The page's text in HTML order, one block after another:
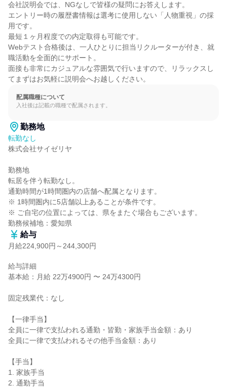
会社説明会では、NGなしで皆様の疑問にお答えします。
エントリー時の履歴書情報は選考に使用しない「人物重視」の採
用です。
最短１ヶ月程度での内定取得も可能です。
Webテスト合格後は、一人ひとりに担当リクルーターが付き、就
職活動を全面的にサポート。
面接も非常にカジュアルな雰囲気で行いますので、リラックスし
てまずはお気軽に説明会へお越しください。
配属職種について
入社後は記載の職種で配属されます。
勤務地
転勤なし
株式会社サイゼリヤ
勤務地
転居を伴う転勤なし。
通勤時間が1時間圏内の店舗へ配属となります。
※ 1時間圏内に5店舗以上あることが条件です。
※ ご自宅の位置によっては、県をまたぐ場合もございます。
勤務候補地：愛知県
給与
月給224,900円～244,300円
給与詳細
基本給：月給 22万4900円 〜 24万4300円
固定残業代：なし
【一律手当】
全員に一律で支払われる通勤・皆勤・家族手当金額：あり
全員に一律で支払われるその他手当金額：あり
【手当】
1. 家族手当
2. 通勤手当